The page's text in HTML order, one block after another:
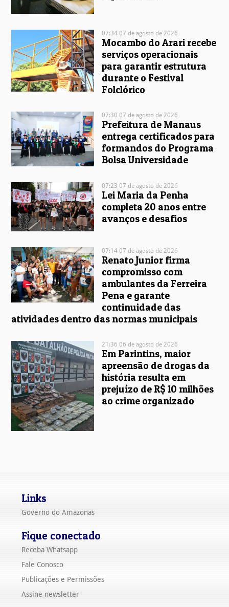
07:34 07 de agosto de 2026
Mocambo do Arari recebe
serviços operacionais
para garantir estrutura
durante o Festival
Folclórico
07:30 07 de agosto de 2026
Prefeitura de Manaus
entrega certificados para
formandos do Programa
Bolsa Universidade
07:23 07 de agosto de 2026
Lei Maria da Penha
completa 20 anos entre
avanços e desafios
07:14 07 de agosto de 2026
Renato Junior firma
compromisso com
ambulantes da Ferreira
Pena e garante
continuidade das
atividades dentro das normas municipais
21:36 06 de agosto de 2026
Em Parintins, maior
apreensão de drogas da
história resulta em
prejuízo de R$ 10 milhões
ao crime organizado
Links
Governo do Amazonas
Fique conectado
Receba Whatsapp
Fale Conosco
Publicações e Permissões
Assine newsletter